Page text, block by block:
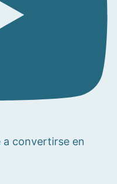
a convertirse en